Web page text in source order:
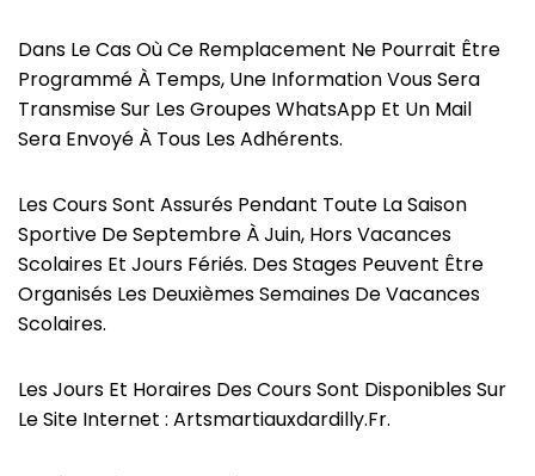
Dans Le Cas Où Ce Remplacement Ne Pourrait Être
Programmé À Temps, Une Information Vous Sera
Transmise Sur Les Groupes WhatsApp Et Un Mail
Sera Envoyé À Tous Les Adhérents.
Les Cours Sont Assurés Pendant Toute La Saison
Sportive De Septembre À Juin, Hors Vacances
Scolaires Et Jours Fériés. Des Stages Peuvent Être
Organisés Les Deuxièmes Semaines De Vacances
Scolaires.
Les Jours Et Horaires Des Cours Sont Disponibles Sur
Le Site Internet : Artsmartiauxdardilly.fr.